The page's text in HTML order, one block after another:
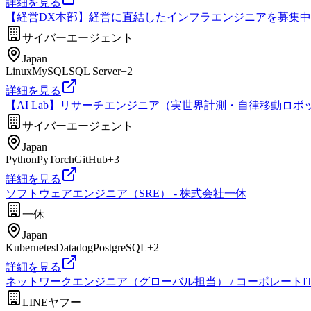
【経営DX本部】経営に直結したインフラエンジニアを募集中
サイバーエージェント
Japan
LinuxMySQLSQL Server+2
詳細を見る
【AI Lab】リサーチエンジニア（実世界計測・自律移動ロボ
サイバーエージェント
Japan
PythonPyTorchGitHub+3
詳細を見る
ソフトウェアエンジニア（SRE） - 株式会社一休
一休
Japan
KubernetesDatadogPostgreSQL+2
詳細を見る
ネットワークエンジニア（グローバル担当） / コーポレート
LINEヤフー